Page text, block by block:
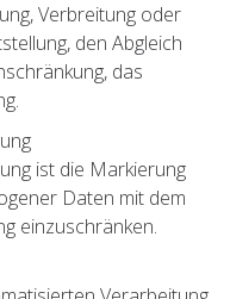
Verbreitung oder
den Abgleich
das
ist die Markierung
Daten mit dem
einzuschränken.